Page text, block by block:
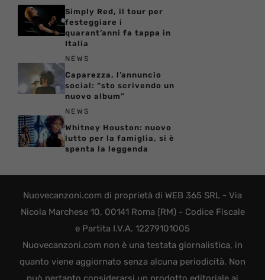
Simply Red, il tour per
festeggiare i
quarant’anni fa tappa in
Italia
NEWS
Caparezza, l’annuncio
social: “sto scrivendo un
nuovo album”
NEWS
Whitney Houston: nuovo
lutto per la famiglia, si è
spenta la leggenda
Nuovecanzoni.com di proprietà di WEB 365 SRL - Via
Nicola Marchese 10, 00141 Roma (RM) - Codice Fiscale
e Partita I.V.A. 12279101005
Nuovecanzoni.com non è una testata giornalistica, in
quanto viene aggiornato senza alcuna periodicità. Non